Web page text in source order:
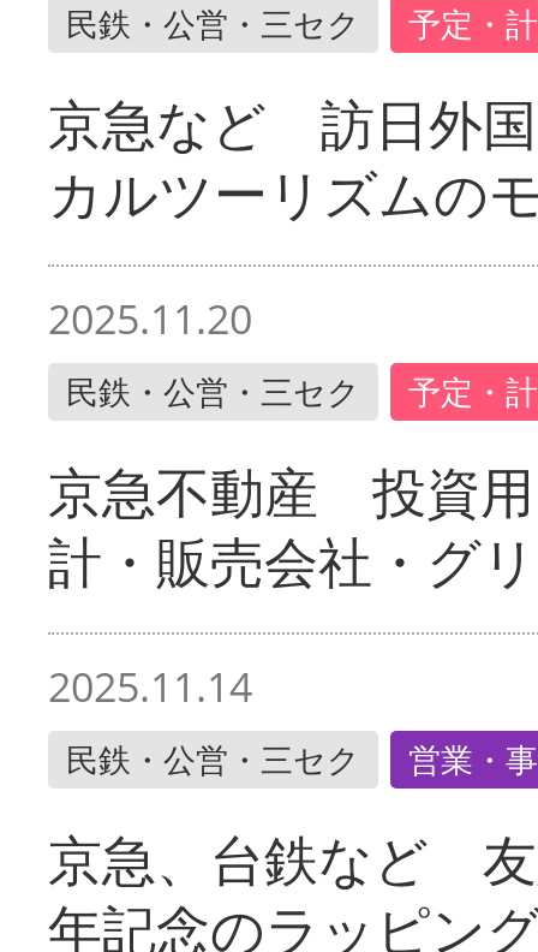
民鉄・公営・三セク 予定・
京急など 訪日外
カルツーリズムの
2025.11.20
民鉄・公営・三セク 予定・
京急不動産 投資
計・販売会社・グ
2025.11.14
民鉄・公営・三セク 営業・
京急、台鉄など
年記念のラッピン